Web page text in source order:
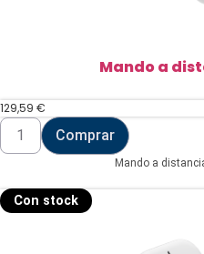
Mando a
129,59 €
Mando
distancia
Comprar
Mando a
Con stock